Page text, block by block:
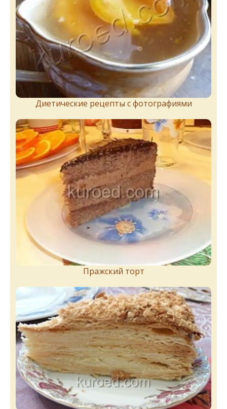
Диетические рецепты с фотографиями
Пражский торт